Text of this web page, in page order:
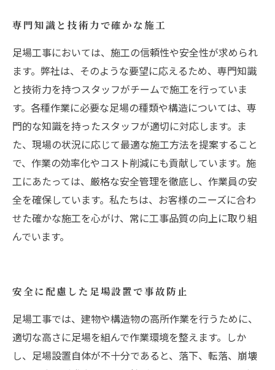
専門知識と技術力で確かな施工
足場工事においては、施工の信頼性や安全性が求められ
ます。弊社は、そのような要望に応えるため、専門知識
と技術力を持つスタッフがチームで施工を行っていま
す。各種作業に必要な足場の種類や構造については、専
門的な知識を持ったスタッフが適切に対応します。ま
た、現場の状況に応じて最適な施工方法を提案すること
で、作業の効率化やコスト削減にも貢献しています。施
工にあたっては、厳格な安全管理を徹底し、作業員の安
全を確保しています。私たちは、お客様のニーズに合わ
せた確かな施工を心がけ、常に工事品質の向上に取り組
んでいます。
安全に配慮した足場設置で事故防止
足場工事では、建物や構造物の高所作業を行うために、
適切な高さに足場を組んで作業環境を整えます。しか
し、足場設置自体が不十分であると、落下、転落、崩壊